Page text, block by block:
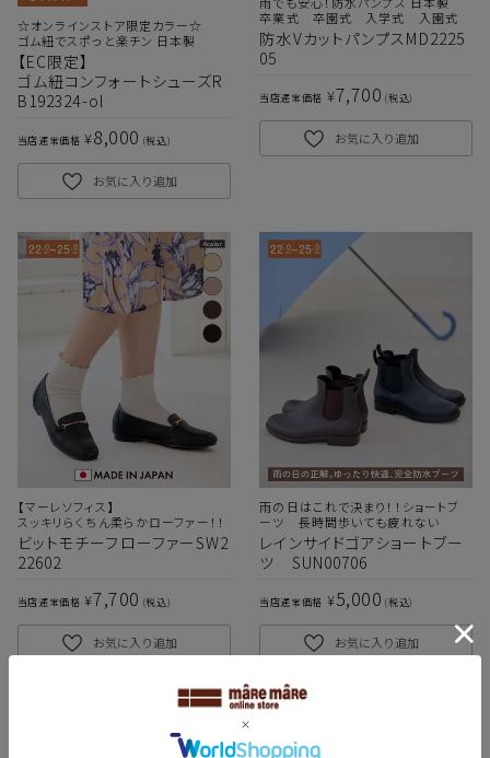
☆オンラインストア限定カラー☆
ゴム紐でスポっと楽チン 日本製
【EC限定】
ゴム紐コンフォートシューズR
B192324-ol
当店通常価格 ¥8,000 税込
お気に入り追加
卒業式 卒園式 入学式 入園式
防水VカットパンプスMD2225
05
当店通常価格 ¥7,700 税込
お気に入り追加
【マーレソフィス】
スッキリらくちん柔らかローファー！！
ビットモチーフローファーSW2
22602
当店通常価格 ¥7,700 税込
お気に入り追加
雨の日はこれで決まり！！ショートブ
ーツ 長時間歩いても疲れない
レインサイドゴアショートブー
ツ SUN00706
当店通常価格 ¥5,000 税込
お気に入り追加